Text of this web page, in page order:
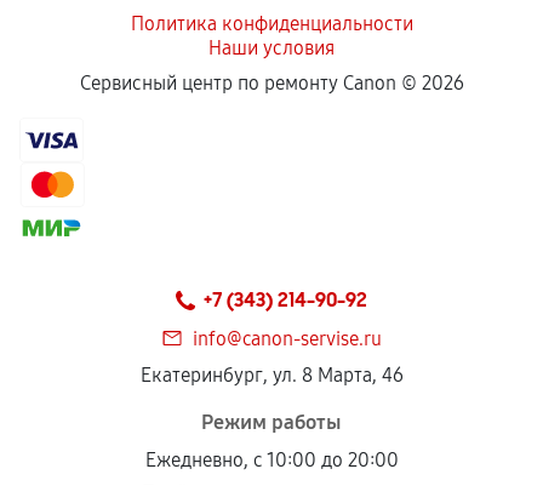
Политика конфиденциальности
Наши условия
Сервисный центр по ремонту Canon © 2026
+7 (343) 214-90-92
info@canon-servise.ru
Екатеринбург, ул. 8 Марта, 46
Режим работы
Ежедневно, с 10:00 до 20:00